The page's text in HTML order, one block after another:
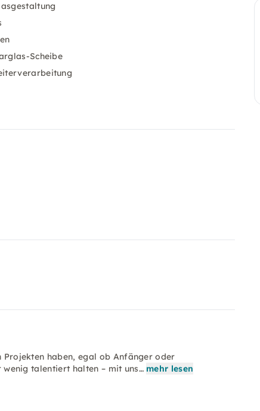
Scheibe
haben, egal ob Anfänger oder
talentiert halten – mit uns… mehr lesen